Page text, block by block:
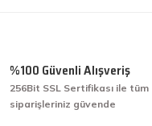
hakkıyla yapmak diye buna derim.
%100 Güvenli Alışveriş
256Bit SSL Sertifikası ile tüm
siparişleriniz güvende